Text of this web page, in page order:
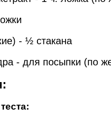
- ½ стакана
- для посыпки (по